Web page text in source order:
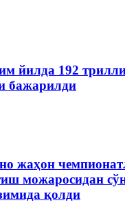
йилда 192
бажарилди
жаҳон
можаросидан
қолди